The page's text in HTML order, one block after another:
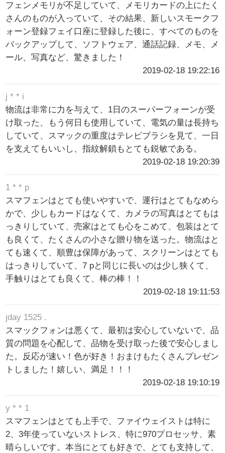
フェンメモリが不足していて、メモリカードの上にたく
さんのものが入っていて、その結果、新しいスモークフ
ォーン登録フェイ口座に登録した後に、すべてのものを
バックアップして、ソフトウェア、通話記録、メモ、メ
ール、写真など、驚きました！
2019-02-18 19:22:16
j * * i
物流は非常に力を与えて、1日のスーパーフォーンが受
け取った、もう何日も使用していて、電気の量は長持ち
していて、スマックの重度はテレビブラシを見て、一日
を支えてもいいし、指紋解鎖もとても鋭敏である。
2019-02-18 19:20:39
1 * * p
スマフェンはとても使いやすいで、運行はとてもなめら
かで、少しもカードはなくて、カメラの写真はとてもは
っきりしていて、売家はとても心をこめて、包装はとて
も良くて、たくさんの小さな贈り物を送った。物流はと
ても速くて、順豊は保障があって、スクリーンはとても
はっきりしていて、7 pと同じに長いのは少し狭くて、
手触りはとても良くて、棒の棒！！
2019-02-18 19:11:53
jday 1525 .
スマックフォンは悪くて、最初は安心していないで、品
質の問題を心配して、品物を受け取った後で安心しまし
た。反応が速い！色が好き！おまけもたくさんプレゼン
トしました！嬉しい、満足！！！
2019-02-18 19:10:19
y * * 1
スマフェンはとても上手で、ファイウェイストは特に
2、3年使っていないストレス、特に970プロセッサ、素
晴らしいです。本当にとても好きで、とても支持して、